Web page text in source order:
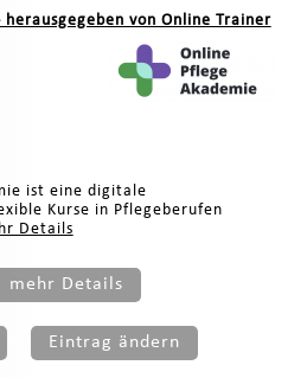
von Online Trainer
ist eine digitale
Kurse in Pflegeberufen
Details
mehr Details
Eintrag ändern